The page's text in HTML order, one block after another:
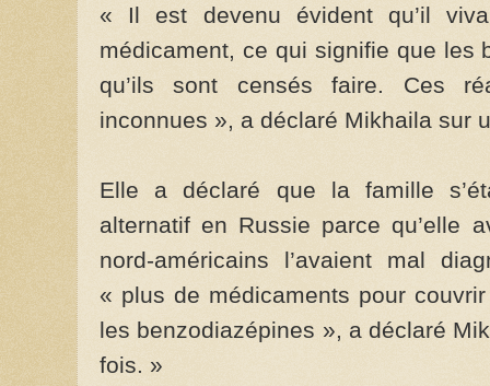
« Il est devenu évident qu’il
médicament, ce qui signifie que les
qu’ils sont censés faire. Ces
inconnues », a déclaré Mikhaila sur
Elle a déclaré que la famille
alternatif en Russie parce qu’elle
nord-américains l’avaient mal
« plus de médicaments pour
les benzodiazépines », a déclaré
fois. »